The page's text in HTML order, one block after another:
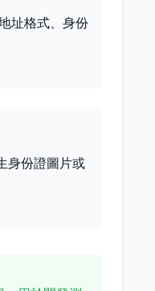
址格式、身份
身份證圖片或